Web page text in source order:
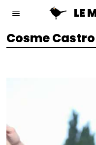
LE
Cosme Castro